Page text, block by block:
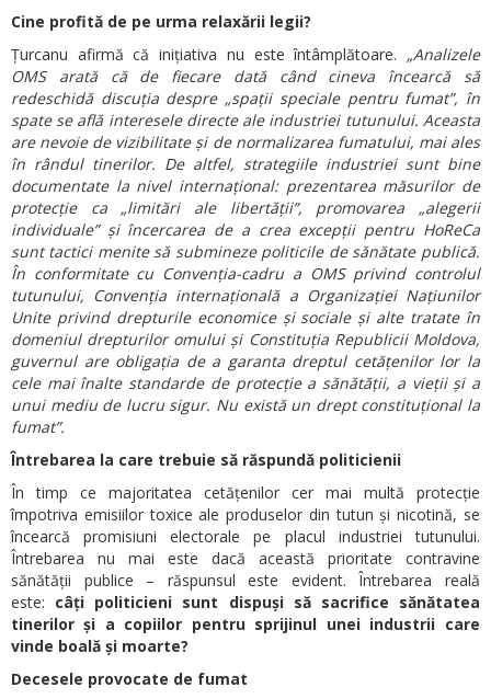
Cine profită de pe urma relaxării legii?
Țurcanu afirmă că inițiativa nu este întâmplătoare. „Analizele
OMS arată că de fiecare dată când cineva încearcă să
redeschidă discuția despre „spații speciale pentru fumat”, în
spate se află interesele directe ale industriei tutunului. Aceasta
are nevoie de vizibilitate și de normalizarea fumatului, mai ales
în rândul tinerilor. De altfel, strategiile industriei sunt bine
documentate la nivel internațional: prezentarea măsurilor de
protecție ca „limitări ale libertății”, promovarea „alegerii
individuale” și încercarea de a crea excepții pentru HoReCa
sunt tactici menite să submineze politicile de sănătate publică.
În conformitate cu Convenția-cadru a OMS privind controlul
tutunului, Convenția internațională a Organizației Națiunilor
Unite privind drepturile economice și sociale și alte tratate în
domeniul drepturilor omului și Constituția Republicii Moldova,
guvernul are obligația de a garanta dreptul cetățenilor lor la
cele mai înalte standarde de protecție a sănătății, a vieții și a
unui mediu de lucru sigur. Nu există un drept constituțional la
fumat”.
Întrebarea la care trebuie să răspundă politicienii
În timp ce majoritatea cetățenilor cer mai multă protecție
împotriva emisiilor toxice ale produselor din tutun și nicotină, se
încearcă promisiuni electorale pe placul industriei tutunului.
Întrebarea nu mai este dacă această prioritate contravine
sănătății publice – răspunsul este evident. Întrebarea reală
este: câți politicieni sunt dispuși să sacrifice sănătatea
tinerilor și a copiilor pentru sprijinul unei industrii care
vinde boală și moarte?
Decesele provocate de fumat